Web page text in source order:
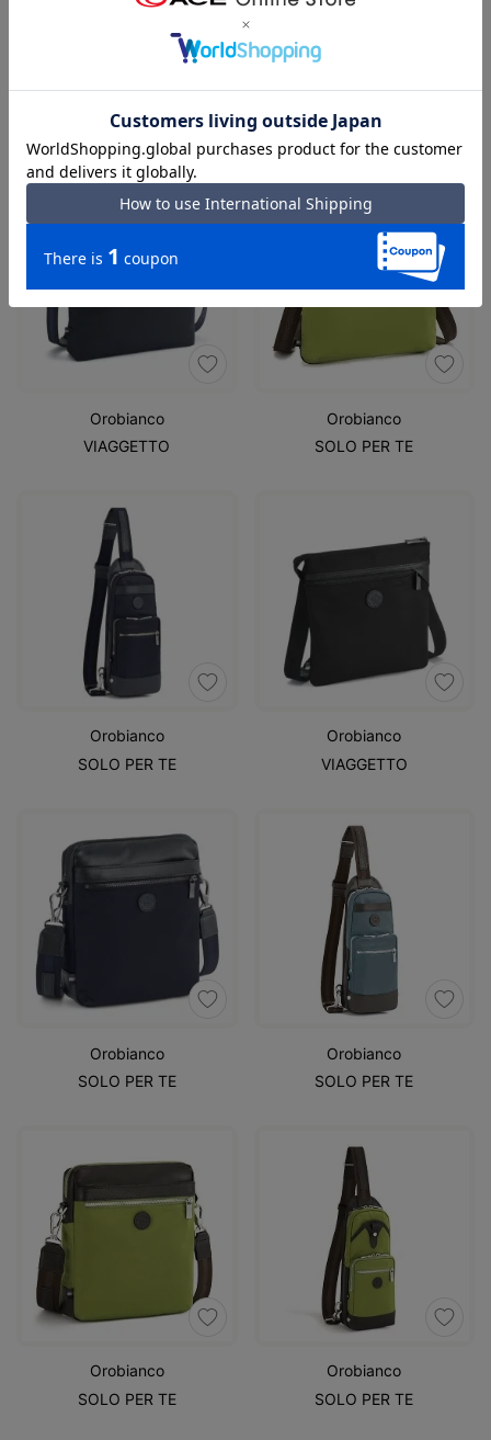
VIAGGETTO
VIAGGETTO
Orobianco
VIAGGETTO
Orobianco
SOLO PER TE
Orobianco
SOLO PER TE
Orobianco
VIAGGETTO
Orobianco
SOLO PER TE
Orobianco
SOLO PER TE
Orobianco
SOLO PER TE
Orobianco
SOLO PER TE